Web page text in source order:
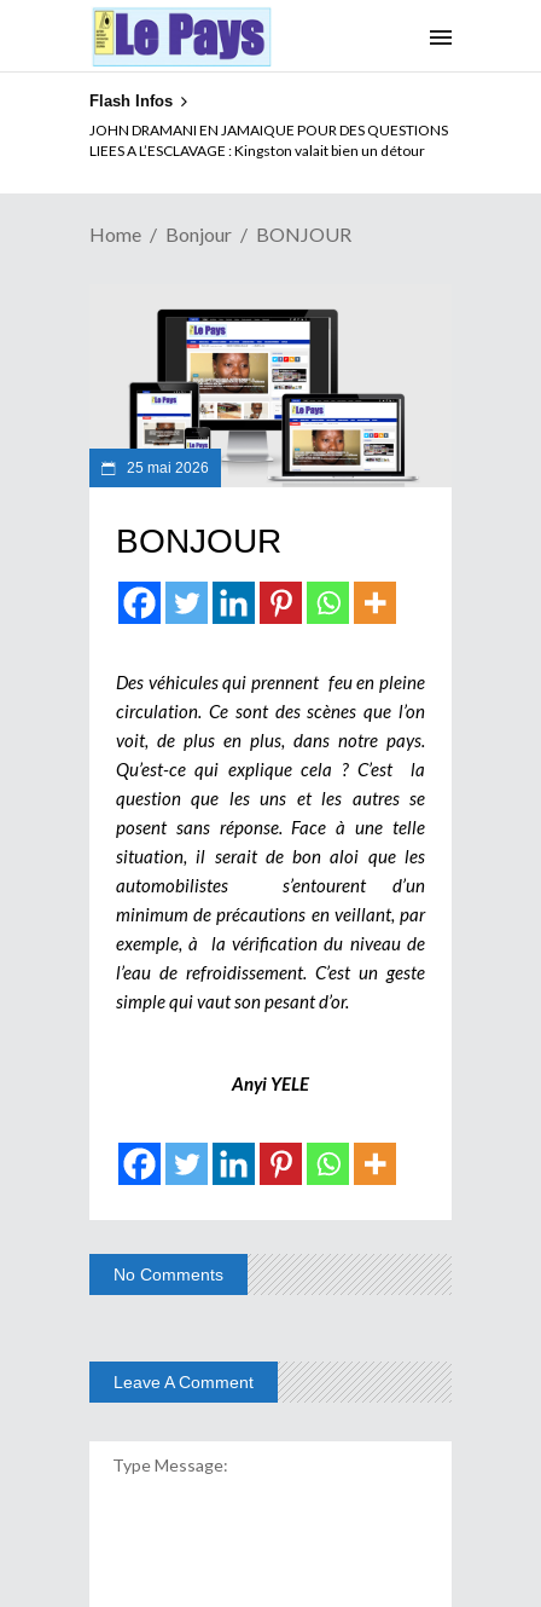
Flash Infos
JOHN DRAMANI EN JAMAIQUE POUR DES QUESTIONS
LIEES A L’ESCLAVAGE : Kingston valait bien un détour
Home Bonjour BONJOUR
25 mai 2026
BONJOUR
Des véhicules qui prennent feu en pleine
circulation. Ce sont des scènes que l’on
voit, de plus en plus, dans notre pays.
Qu’est-ce qui explique cela ? C’est la
question que les uns et les autres se
posent sans réponse. Face à une telle
situation, il serait de bon aloi que les
automobilistes s’entourent d’un
minimum de précautions en veillant, par
exemple, à la vérification du niveau de
l’eau de refroidissement. C’est un geste
simple qui vaut son pesant d’or.
Anyi YELE
No Comments
Leave A Comment